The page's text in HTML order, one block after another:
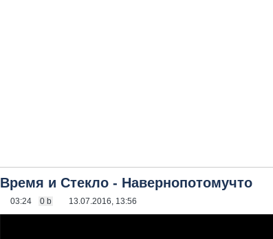
Время и Стекло - Навернопотомучто
03:24 0 b 13.07.2016, 13:56